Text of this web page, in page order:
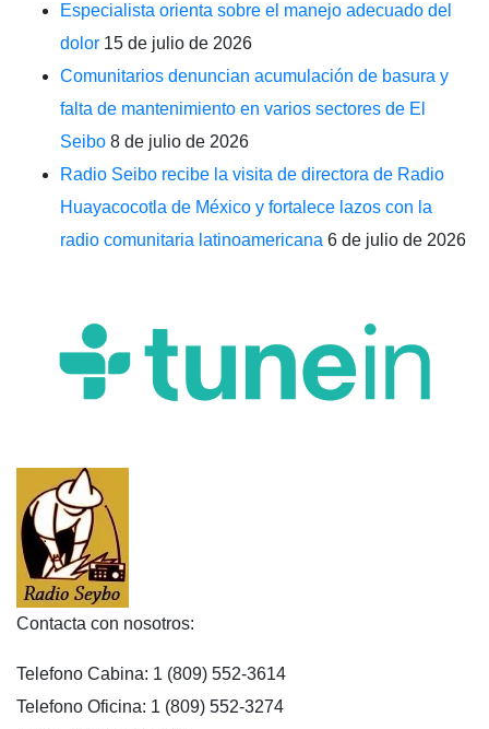
Especialista orienta sobre el manejo adecuado del
dolor 15 de julio de 2026
Comunitarios denuncian acumulación de basura y
falta de mantenimiento en varios sectores de El
Seibo 8 de julio de 2026
Radio Seibo recibe la visita de directora de Radio
Huayacocotla de México y fortalece lazos con la
radio comunitaria latinoamericana 6 de julio de 2026
Contacta con nosotros:
Telefono Cabina: 1 (809) 552-3614
Telefono Oficina: 1 (809) 552-3274